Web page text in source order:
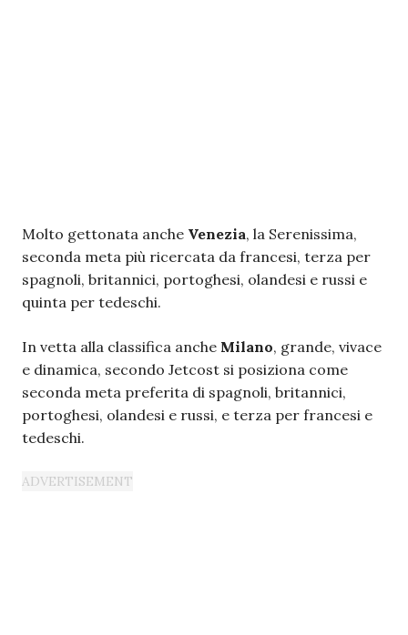
Molto gettonata anche Venezia, la Serenissima,
seconda meta più ricercata da francesi, terza per
spagnoli, britannici, portoghesi, olandesi e russi e
quinta per tedeschi.
In vetta alla classifica anche Milano, grande, vivace
e dinamica, secondo Jetcost si posiziona come
seconda meta preferita di spagnoli, britannici,
portoghesi, olandesi e russi, e terza per francesi e
tedeschi.